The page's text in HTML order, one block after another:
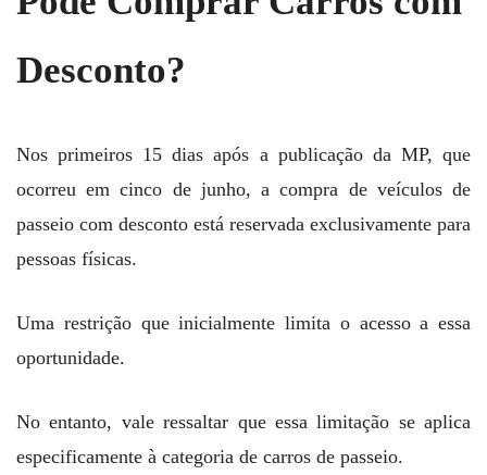
Desconto?
Nos primeiros 15 dias após a publicação da MP, que
ocorreu em cinco de junho, a compra de veículos de
passeio com desconto está reservada exclusivamente para
pessoas físicas.
Uma restrição que inicialmente limita o acesso a essa
oportunidade.
No entanto, vale ressaltar que essa limitação se aplica
especificamente à categoria de carros de passeio.